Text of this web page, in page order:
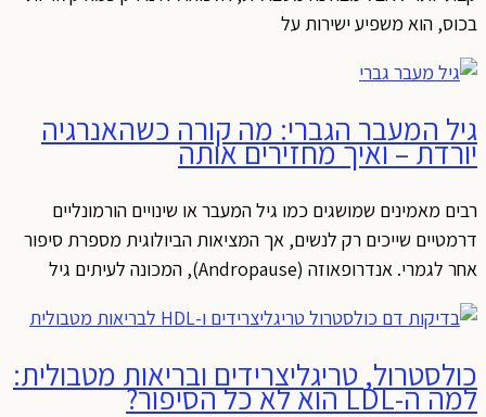
בכוס, הוא משפיע ישירות על
גיל המעבר הגברי: מה קורה כשהאנרגיה
יורדת – ואיך מחזירים אותה
רבים מאמינים שמושגים כמו גיל המעבר או שינויים הורמונליים
דרמטיים שייכים רק לנשים, אך המציאות הביולוגית מספרת סיפור
אחר לגמרי. אנדרופאוזה (Andropause), המכונה לעיתים גיל
כולסטרול, טריגליצרידים ובריאות מטבולית:
למה ה-LDL הוא לא כל הסיפור?